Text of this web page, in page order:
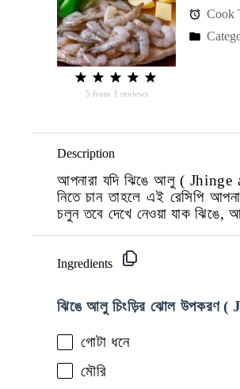
5 from 1 reviews
Cook
Description
আপনারা যদি ঝিঙে আলু( Jhinge
নিতে চান তাহলে এই রেসিপি
চলুন তবে দেখে নেওয়া যাক ঝিঙে,
Ingredients
ঝিঙে আলু চিংড়ির ঝোল উপকরণ(
গোটা ধনে
মৌরি